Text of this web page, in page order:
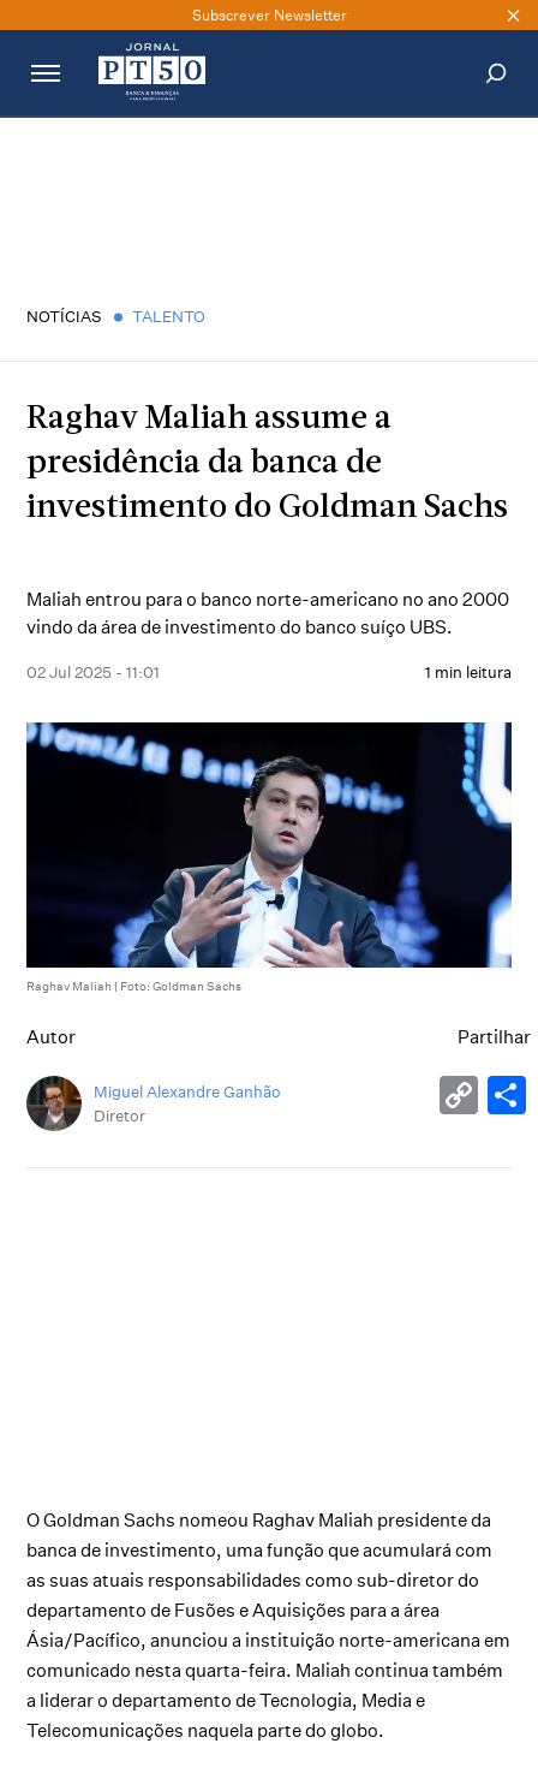
Subscrever Newsletter
NOTÍCIAS TALENTO
Raghav Maliah assume a
presidência da banca de
investimento do Goldman Sachs
Maliah entrou para o banco norte-americano no ano 2000
vindo da área de investimento do banco suíço UBS.
02 Jul 2025 - 11:01 1 min leitura
Raghav Maliah | Foto: Goldman Sachs
Autor
Miguel Alexandre Ganhão
Diretor
Partilhar
O Goldman Sachs nomeou Raghav Maliah presidente da
banca de investimento, uma função que acumulará com
as suas atuais responsabilidades como sub-diretor do
departamento de Fusões e Aquisições para a área
Ásia/Pacífico, anunciou a instituição norte-americana em
comunicado nesta quarta-feira. Maliah continua também
a liderar o departamento de Tecnologia, Media e
Telecomunicações naquela parte do globo.